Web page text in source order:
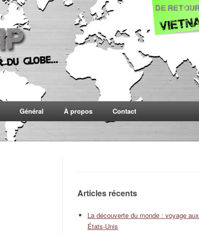
Général À propos Contact
Articles récents
La découverte du monde : voyage aux
États-Unis